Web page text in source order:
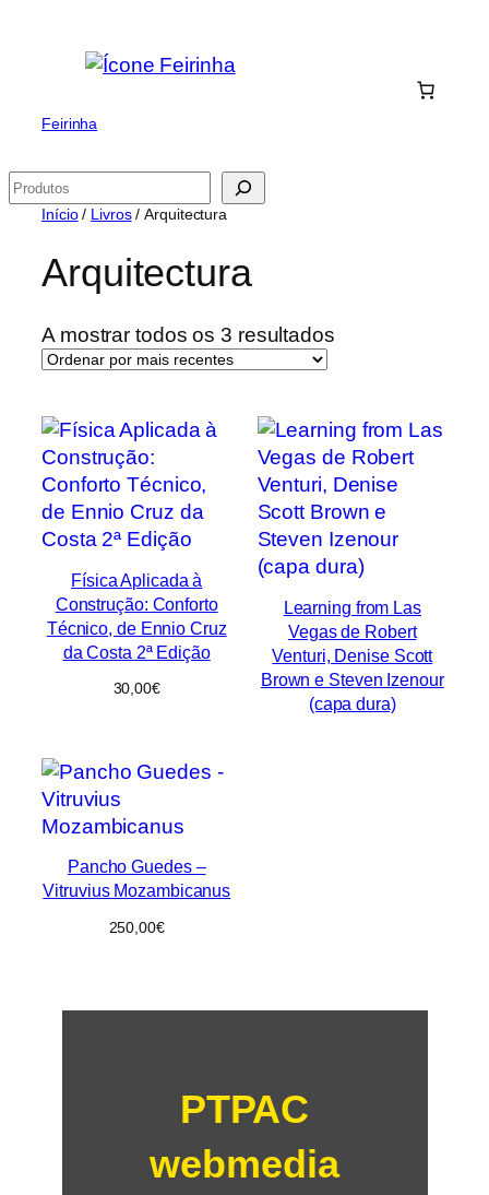
Feirinha
Pesquisar
Início/ Livros/ Arquitectura
Arquitectura
A mostrar todos os 3 resultadosOrdenado
recentes
Física Aplicada à
Construção: Conforto
Técnico, de Ennio Cruz
da Costa 2ª Edição
30,00€
Learning from Las
Vegas de Robert
Venturi, Denise Scott
Brown e Steven Izenour
(capa dura)
Pancho Guedes –
Vitruvius Mozambicanus
250,00€
PTPAC
webmedia